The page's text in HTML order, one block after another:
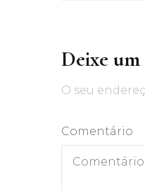
Deixe
O seu
Comentário